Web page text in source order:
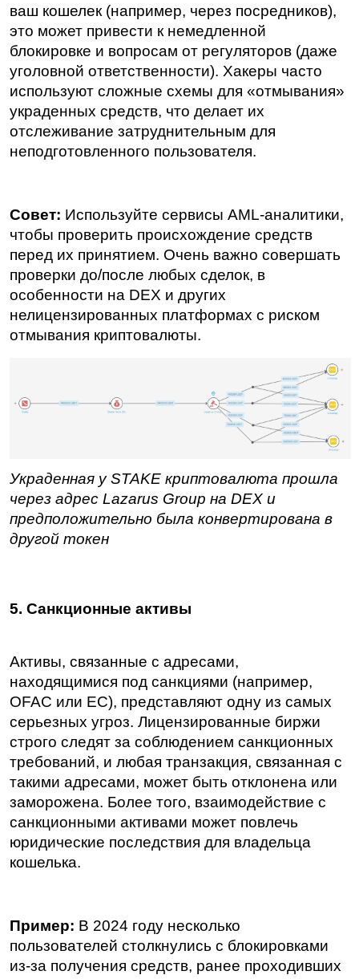
ваш кошелек (например, через посредников),
это может привести к немедленной
блокировке и вопросам от регуляторов (даже
уголовной ответственности). Хакеры часто
используют сложные схемы для «отмывания»
украденных средств, что делает их
отслеживание затруднительным для
неподготовленного пользователя.
Совет: Используйте сервисы AML-аналитики,
чтобы проверить происхождение средств
перед их принятием. Очень важно совершать
проверки до/после любых сделок, в
особенности на DEX и других
нелицензированных платформах с риском
отмывания криптовалюты.
Украденная у STAKE криптовалюта прошла
через адрес Lazarus Group на DEX и
предположительно была конвертирована в
другой токен
5. Санкционные активы
Активы, связанные с адресами,
находящимися под санкциями (например,
OFAC или ЕС), представляют одну из самых
серьезных угроз. Лицензированные биржи
строго следят за соблюдением санкционных
требований, и любая транзакция, связанная с
такими адресами, может быть отклонена или
заморожена. Более того, взаимодействие с
санкционными активами может повлечь
юридические последствия для владельца
кошелька.
Пример: В 2024 году несколько
пользователей столкнулись с блокировками
из-за получения средств, ранее проходивших